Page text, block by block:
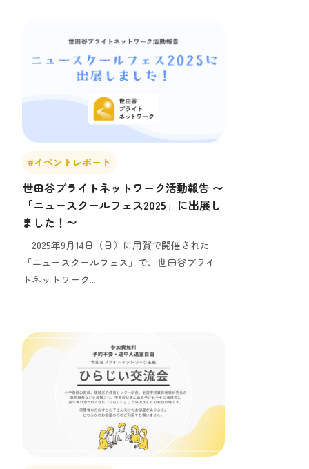
#イベントレポート
世田谷ブライトネットワーク活動報告 〜
「ニュースクールフェス2025」に出展し
ました！〜
2025年9月14日（日）に用賀で開催された
「ニュースクールフェス」で、世田谷ブライ
トネットワーク...